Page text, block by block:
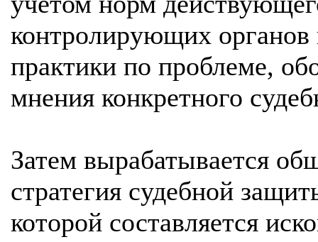
контролирующих
практики по проблеме,
мнения конкретного
Затем вырабатывается
стратегия судебной
которой составляется